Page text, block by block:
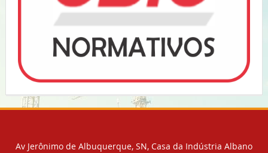
Av Jerônimo de Albuquerque, SN, Casa da Indústria Albano